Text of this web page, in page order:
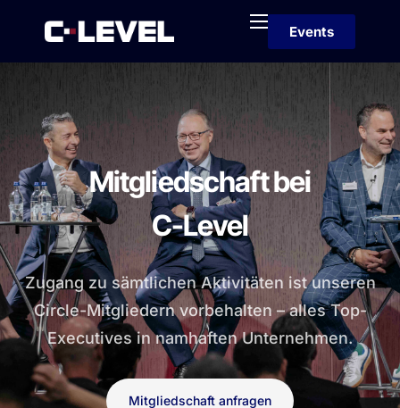
Mitglieder
Partner
Über
Kontakt
Events
Mitgliedschaft bei
C-Level
Zugang zu sämtlichen Aktivitäten ist unseren
Circle-Mitgliedern vorbehalten – alles Top-
Executives in namhaften Unternehmen.
Mitgliedschaft anfragen